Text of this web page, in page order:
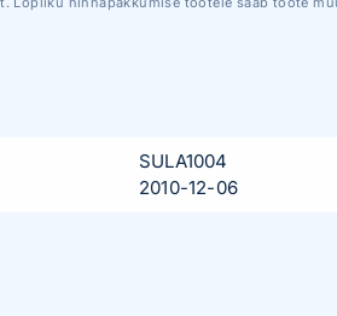
SULA1004
2010-12-06